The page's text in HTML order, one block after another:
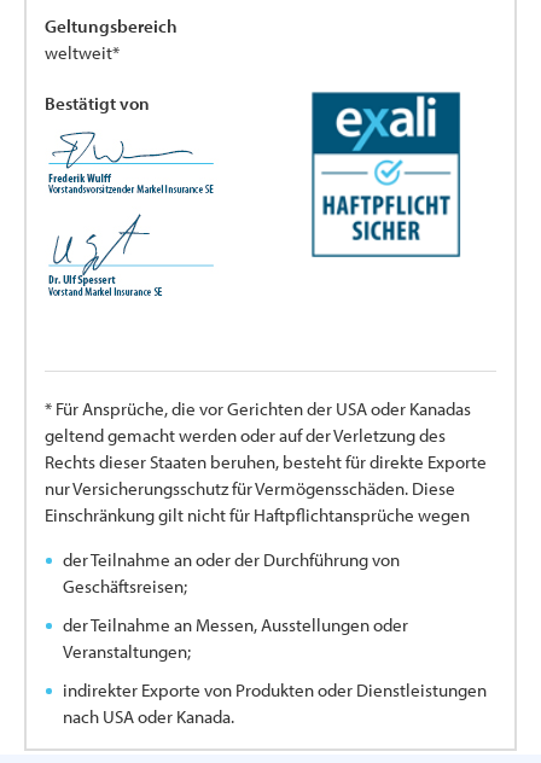
Geltungsbereich
weltweit*
Bestätigt von
* Für Ansprüche, die vor Gerichten der USA oder Kanadas
geltend gemacht werden oder auf der Verletzung des
Rechts dieser Staaten beruhen, besteht für direkte Exporte
nur Versicherungsschutz für Vermögensschäden. Diese
Einschränkung gilt nicht für Haftpflichtansprüche wegen
der Teilnahme an oder der Durchführung von
Geschäftsreisen;
der Teilnahme an Messen, Ausstellungen oder
Veranstaltungen;
indirekter Exporte von Produkten oder Dienstleistungen
nach USA oder Kanada.